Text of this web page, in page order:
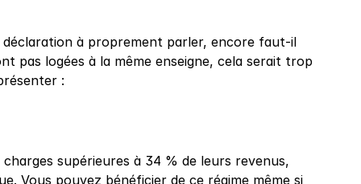
à proprement parler, encore faut-il
pas logées à la même enseigne, cela serait trop
:
supérieures à 34 % de leurs revenus,
Vous pouvez bénéficier de ce régime même si